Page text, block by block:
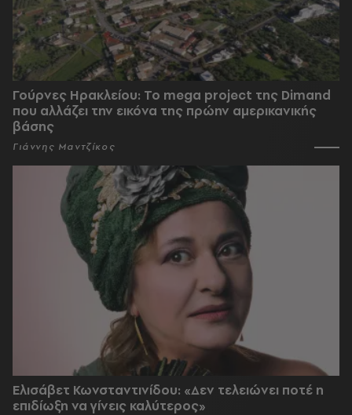
Γούρνες Ηρακλείου: To mega project της Dimand
που αλλάζει την εικόνα της πρώην αμερικανικής
βάσης
Γιάννης Μαντζίκος
Ελισάβετ Κωνσταντινίδου: «Δεν τελειώνει ποτέ η
επιδίωξη να γίνεις καλύτερος»